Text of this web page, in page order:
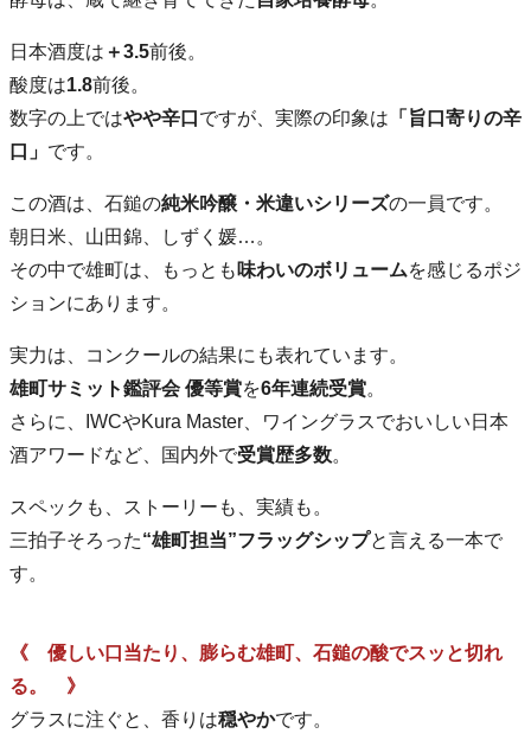
日本酒度は ＋3.5前後。
酸度は1.8前後。
数字の上ではやや辛口 ですが、実際の印象は 「旨口寄りの辛
口」 です。
この酒は、石鎚の純米吟醸・米違いシリーズの一員です。
朝日米、山田錦、しずく媛…。
その中で雄町は、もっとも 味わいのボリュームを感じるポジ
ションにあります。
実力は、コンクールの結果にも表れています。
雄町サミット鑑評会 優等賞を6年連続受賞。
さらに、IWCやKura Master、ワイングラスでおいしい日本
酒アワードなど、国内外で受賞歴多数。
スペックも、ストーリーも、実績も。
三拍子そろった“雄町担当”フラッグシップと言える一本で
す。
《 優しい口当たり、膨らむ雄町、石鎚の酸でスッと切れ
る。 》
グラスに注ぐと、香りは穏やかです。